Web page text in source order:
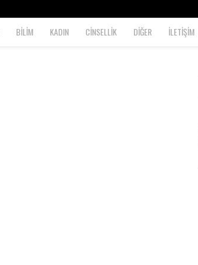
BİLİM KADIN CİNSELLİK DİĞER İLETİŞİM